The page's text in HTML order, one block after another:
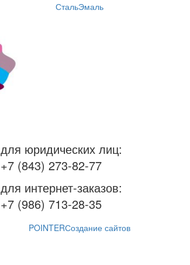
СтальЭмаль
для юридических лиц:
+7 (843) 273-82-77
для интернет-заказов:
+7 (986) 713-28-35
POINTERСоздание сайтов